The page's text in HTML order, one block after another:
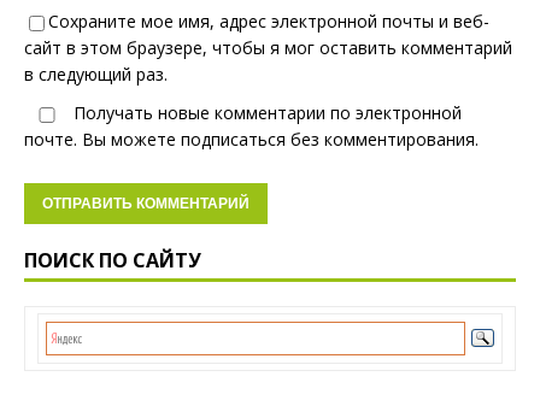
Сохраните мое имя, адрес электронной почты и веб-
сайт в этом браузере, чтобы я мог оставить комментарий
в следующий раз.
Получать новые комментарии по электронной
почте. Вы можете подписаться без комментирования.
ПОИСК ПО САЙТУ